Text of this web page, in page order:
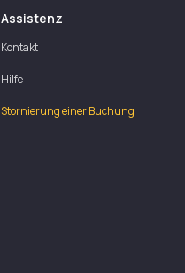
Assistenz
Kontakt
Hilfe
Stornierung einer Buchung